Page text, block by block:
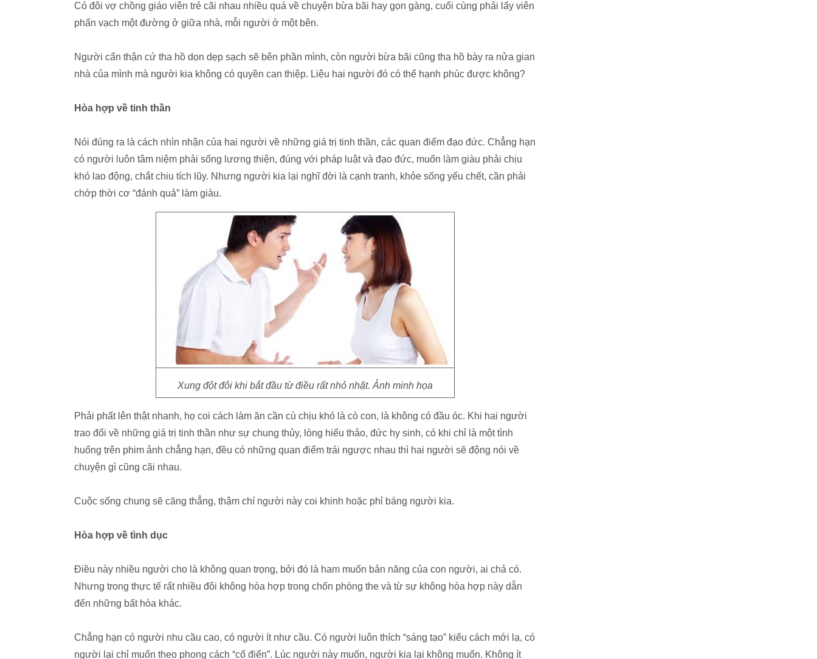
Có đôi vợ chồng giáo viên trẻ cãi nhau nhiều quá về chuyện bừa bãi hay gọn gàng, cuối cùng phải lấy viên
phấn vạch một đường ở giữa nhà, mỗi người ở một bên.
Người cẩn thận cứ tha hồ dọn dẹp sạch sẽ bên phần mình, còn người bừa bãi cũng tha hồ bày ra nửa gian
nhà của mình mà người kia không có quyền can thiệp. Liệu hai người đó có thể hạnh phúc được không?
Hòa hợp về tinh thần
Nói đúng ra là cách nhìn nhận của hai người về những giá trị tinh thần, các quan điểm đạo đức. Chẳng hạn
có người luôn tâm niệm phải sống lương thiện, đúng với pháp luật và đạo đức, muốn làm giàu phải chịu
khó lao động, chắt chiu tích lũy. Nhưng người kia lại nghĩ đời là cạnh tranh, khỏe sống yếu chết, cần phải
chớp thời cơ “đánh quả” làm giàu.
Xung đột đôi khi bắt đầu từ điều rất nhỏ nhặt. Ảnh minh họa
Phải phất lên thật nhanh, họ coi cách làm ăn cần cù chịu khó là cò con, là không có đầu óc. Khi hai người
trao đổi về những giá trị tinh thần như sự chung thủy, lòng hiếu thảo, đức hy sinh, có khi chỉ là một tình
huống trên phim ảnh chẳng hạn, đều có những quan điểm trái ngược nhau thì hai người sẽ động nói về
chuyện gì cũng cãi nhau.
Cuộc sống chung sẽ căng thẳng, thậm chí người này coi khinh hoặc phỉ báng người kia.
Hòa hợp về tình dục
Điều này nhiều người cho là không quan trọng, bởi đó là ham muốn bản năng của con người, ai chả có.
Nhưng trong thực tế rất nhiều đôi không hòa hợp trong chốn phòng the và từ sự không hòa hợp này dẫn
đến những bất hòa khác.
Chẳng hạn có người nhu cầu cao, có người ít như cầu. Có người luôn thích “sáng tạo” kiểu cách mới lạ, có
người lại chỉ muốn theo phong cách “cổ điển”. Lúc người này muốn, người kia lại không muốn. Không ít